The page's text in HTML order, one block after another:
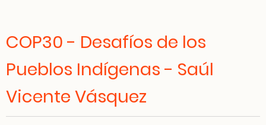
COP30 - Desafíos de los
Pueblos Indígenas - Saúl
Vicente Vásquez